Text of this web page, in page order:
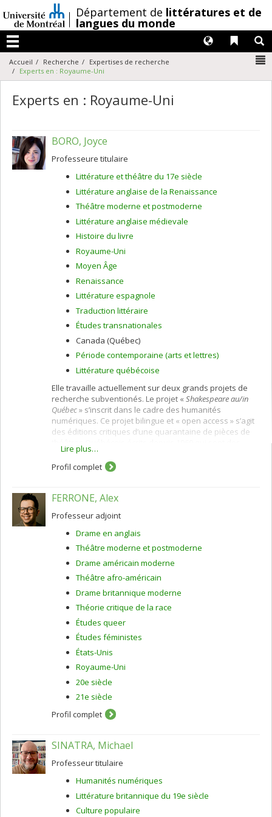
au
contenu
/Département de littératures et de
langues du monde
Menu
Liens
Langues
Accueil Recherche
Expertises de recherche
Experts en : Royaume-Uni
Experts en : Royaume-Uni
BORO, Joyce
Professeure titulaire
Littérature et théâtre du 17e siècle
Littérature anglaise de la Renaissance
Théâtre moderne et postmoderne
Littérature anglaise médievale
Histoire du livre
Royaume-Uni
Moyen Âge
Renaissance
Littérature espagnole
Traduction littéraire
Études transnationales
Canada (Québec)
Période contemporaine (arts et lettres)
Littérature québécoise
Elle travaille actuellement sur deux grands projets de
recherche subventionés. Le projet «Shakespeare au/in
Québec» s’inscrit dans le cadre des humanités
numériques. Ce projet bilingue et « open access » s’agit
des éditions critiques d’une quarantaine de pièces de
adaptations des œuvres de Shakespeare. Ces éditions
seront appuyées et mises en contexte par une base de
données interactive qui contient l’histoire de chaque
dramaturges, auteurs et comédiens, des analyses
productions. L'autre projet de recherche actuel explore
la réception de la littérature espagnole au début de
l'Angleterre moderne en rendant compte des
circonstances entourant l'adaptation, la production, la
diffusion, l'interprétation et la lecture des adaptations
dramatiques de la littérature espagnole de John Fletcher
Lire plus…
Profil complet
FERRONE, Alex
Professeur adjoint
Drame en anglais
Théâtre moderne et postmoderne
Drame américain moderne
Théâtre afro-américain
Drame britannique moderne
Théorie critique de la race
Études queer
Études féministes
États-Unis
Royaume-Uni
20e siècle
21e siècle
Profil complet
SINATRA, Michael
Professeur titulaire
Humanités numériques
Littérature britannique du 19e siècle
Culture populaire